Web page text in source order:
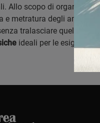
Allo scopo di
e metratura degli
tralasciare quelle con
ideali per le esigenze